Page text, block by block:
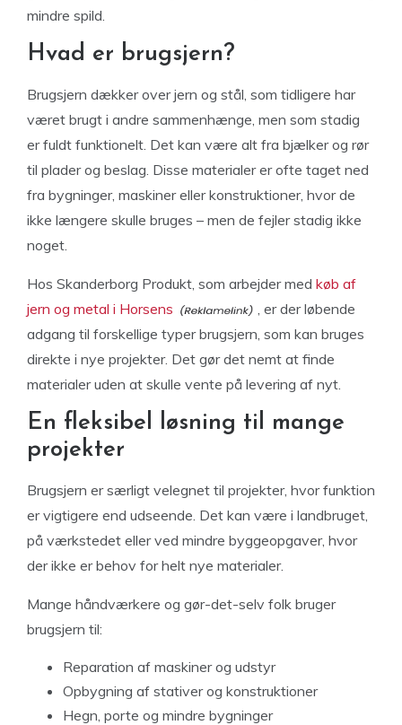
mindre spild.
Hvad er brugsjern?
Brugsjern dækker over jern og stål, som tidligere har
været brugt i andre sammenhænge, men som stadig
er fuldt funktionelt. Det kan være alt fra bjælker og rør
til plader og beslag. Disse materialer er ofte taget ned
fra bygninger, maskiner eller konstruktioner, hvor de
ikke længere skulle bruges – men de fejler stadig ikke
noget.
Hos Skanderborg Produkt, som arbejder med køb af
jern og metal i Horsens
, er der løbende
adgang til forskellige typer brugsjern, som kan bruges
direkte i nye projekter. Det gør det nemt at finde
materialer uden at skulle vente på levering af nyt.
En fleksibel løsning til mange
projekter
Brugsjern er særligt velegnet til projekter, hvor funktion
er vigtigere end udseende. Det kan være i landbruget,
på værkstedet eller ved mindre byggeopgaver, hvor
der ikke er behov for helt nye materialer.
Mange håndværkere og gør-det-selv folk bruger
brugsjern til:
Reparation af maskiner og udstyr
Opbygning af stativer og konstruktioner
Hegn, porte og mindre bygninger